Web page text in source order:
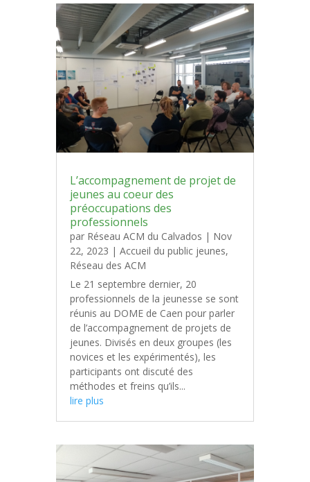
L’accompagnement de projet de
jeunes au coeur des
préoccupations des
professionnels
par Réseau ACM du Calvados | Nov
22, 2023 | Accueil du public jeunes,
Réseau des ACM
Le 21 septembre dernier, 20
professionnels de la jeunesse se sont
réunis au DOME de Caen pour parler
de l’accompagnement de projets de
jeunes. Divisés en deux groupes (les
novices et les expérimentés), les
participants ont discuté des
méthodes et freins qu’ils...
lire plus